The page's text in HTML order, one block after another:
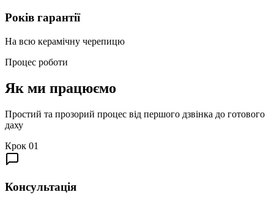
Років гарантії
На всю керамічну черепицю
Процес роботи
Як ми працюємо
Простий та прозорий процес від першого дзвінка до готового
даху
Крок 01
Консультація